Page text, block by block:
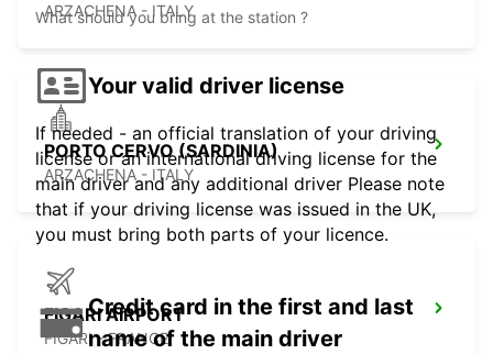
ARZACHENA - ITALY
PORTO CERVO (SARDINIA)
ARZACHENA - ITALY
FIGARI AIRPORT
FIGARI - FRANCE
What should you bring at the station ?
Your valid driver license
If needed - an official translation of your driving
license or an international driving license for the
main driver and any additional driver Please note
that if your driving license was issued in the UK,
you must bring both parts of your licence.
Credit card in the first and last
name of the main driver